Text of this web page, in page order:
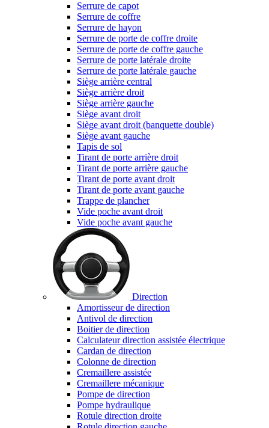
Serrure de capot
Serrure de coffre
Serrure de hayon
Serrure de porte de coffre droite
Serrure de porte de coffre gauche
Serrure de porte latérale droite
Serrure de porte latérale gauche
Siège arrière central
Siège arrière droit
Siège arrière gauche
Siège avant droit
Siège avant droit (banquette double)
Siège avant gauche
Tapis de sol
Tirant de porte arrière droit
Tirant de porte arrière gauche
Tirant de porte avant droit
Tirant de porte avant gauche
Trappe de plancher
Vide poche avant droit
Vide poche avant gauche
Direction
Amortisseur de direction
Antivol de direction
Boitier de direction
Calculateur direction assistée électrique
Cardan de direction
Colonne de direction
Cremaillere assistée
Cremaillere mécanique
Pompe de direction
Pompe hydraulique
Rotule direction droite